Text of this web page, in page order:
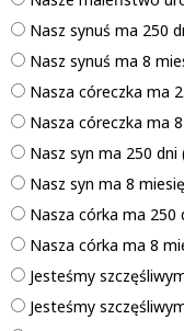
Nasz synuś ma 250
Nasz synuś ma 8
Nasza córeczka ma
Nasza córeczka ma
Nasz syn ma 250 dni
Nasz syn ma 8
Nasza córka ma 250
Nasza córka ma 8
Jesteśmy
Jesteśmy